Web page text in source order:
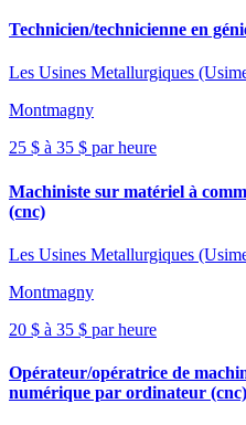
Technicien/technicienne en
Les Usines Metallurgiques
Montmagny
25 $ à 35 $ par heure
Machiniste sur matériel à
(cnc)
Les Usines Metallurgiques
Montmagny
20 $ à 35 $ par heure
Opérateur/opératrice de
numérique par ordinateur (cnc)